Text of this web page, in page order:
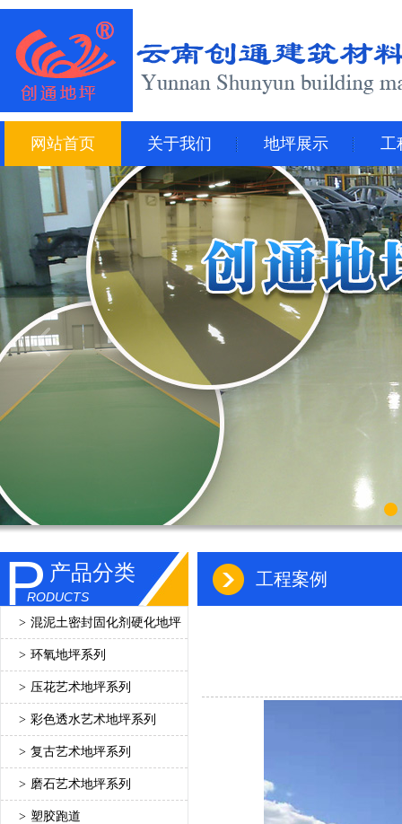
网站首页 关于我们 地坪展示 工
P产品分类
RODUCTS
> 混泥土密封固化剂硬化地坪
> 环氧地坪系列
> 压花艺术地坪系列
> 彩色透水艺术地坪系列
> 复古艺术地坪系列
> 磨石艺术地坪系列
> 塑胶跑道
工程案例